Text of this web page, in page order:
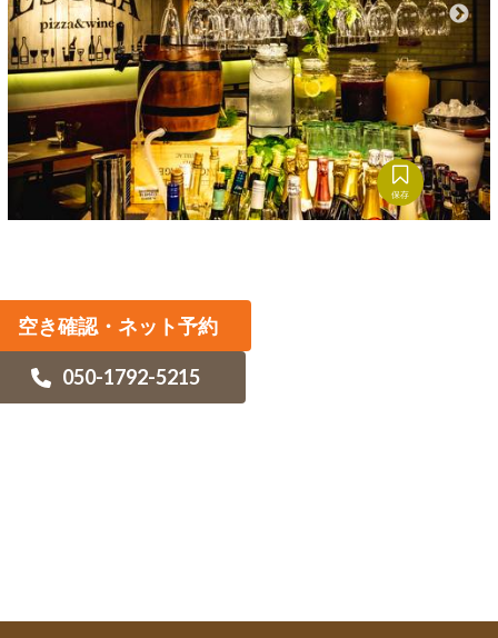
保存
空き確認・ネット予約
050-1792-5215